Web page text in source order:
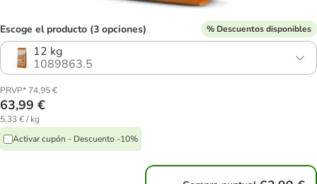
Escoge el producto (3 opciones) % Descuentos disponibles
12 kg
1089863.5
PRVP* 74,95 €
63,99 €
5,33 € / kg
Activar cupón - Descuento -10%